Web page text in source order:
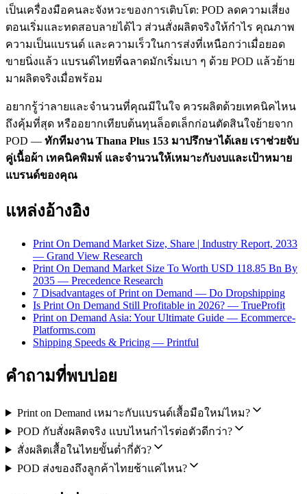
เป็นเครื่องมือคนละจังหวะของการเติบโต: POD ลดความเสี่ยง
ตอนเริ่มและทดสอบลายได้ไว ส่วนสั่งผลิตจริงให้กำไร คุณภาพ
ความเป็นแบรนด์ และความเร็วในการส่งที่เหนือกว่าเมื่อยอด
ขายนิ่งแล้ว แบรนด์ไทยที่ฉลาดมักเริ่มเบา ๆ ด้วย POD แล้วย้าย
มาผลิตจริงเมื่อพร้อม
อยากรู้ว่าลายและจำนวนที่คุณมีในใจ ควรผลิตด้วยเทคนิคไหน
ถึงคุ้มที่สุด หรืออยากเทียบต้นทุนล็อตเล็กก่อนตัดสินใจย้ายจาก
POD — ทักทีมงาน Thana Plus 153 มาปรึกษาได้เลย เราช่วยจับ
คู่เนื้อผ้า เทคนิคพิมพ์ และจำนวนให้เหมาะกับงบและเป้าหมาย
แบรนด์ของคุณ
แหล่งอ้างอิง
Print On Demand Market Size, Share | Industry Report, 2033
— Grand View Research
Print On Demand Market Size To Worth USD 118.85 Bn By
2035 — Precedence Research
7 Disadvantages of Print on Demand — Do Dropshipping
Is Print On Demand Still Profitable in 2026? — TrueProfit
Print on Demand Asia: Your Ultimate Guide — Ecommerce-
Platforms.com
Shipping Speeds & Pricing — Printful
คำถามที่พบบ่อย
Print on Demand เหมาะกับแบรนด์เสื้อมือใหม่ไหม?
POD กับสั่งผลิตจริง แบบไหนกำไรต่อตัวดีกว่า?
สั่งผลิตเสื้อในไทยขั้นต่ำกี่ตัว?
POD ส่งของถึงลูกค้าไทยช้าแค่ไหน?